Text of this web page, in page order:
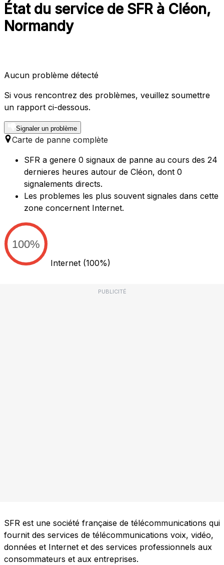
État du service de SFR à Cléon,
Normandy
Aucun problème détecté
Si vous rencontrez des problèmes, veuillez soumettre
un rapport ci-dessous.
Signaler un problème
Carte de panne complète
SFR a genere 0 signaux de panne au cours des 24
dernieres heures autour de Cléon, dont 0
signalements directs.
Les problemes les plus souvent signales dans cette
zone concernent Internet.
100%
Internet (100%)
PUBLICITÉ
SFR est une société française de télécommunications qui
fournit des services de télécommunications voix, vidéo,
données et Internet et des services professionnels aux
consommateurs et aux entreprises.